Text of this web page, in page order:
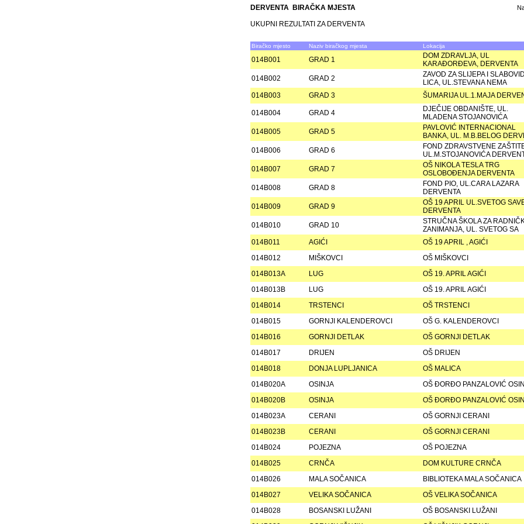
DERVENTA BIRAČKA MJESTA
UKUPNI REZULTATI ZA DERVENTA
Biračko mjesto Naziv biračkog mjesta Lokacija
014B001 GRAD 1
DOM ZDRAVLJA, UL
KARAÐORÐEVA, DERVENTA
014B002
GRAD 2
ZAVOD ZA SLIJEPA I
LICA, UL.STEVANA NEMA
014B003
GRAD 3 ŠUMARIJA UL.1.MAJA
014B004 GRAD 4
DJEČIJE OBDANIŠTE, UL.
MLADENA STOJANOVIĆA
014B005
GRAD 5
PAVLOVIĆ INTERNACIONAL
BANKA, UL. M.B.BELOG
014B006
GRAD 6
FOND ZDRAVSTVENE
UL.M.STOJANOVIĆA
014B007
GRAD 7
OŠ NIKOLA TESLA TRG
OSLOBOÐENJA DERVENTA
014B008
GRAD 8
FOND PIO, UL.CARA LAZARA
DERVENTA
014B009
GRAD 9
OŠ 19 APRIL UL.SVETOG
DERVENTA
014B010
GRAD 10
STRUČNA ŠKOLA ZA
ZANIMANJA, UL. SVETOG SA
014B011
AGIĆI
OŠ 19 APRIL , AGIĆI
014B012
MIŠKOVCI
OŠ MIŠKOVCI
014B013A
LUG
OŠ 19. APRIL AGIĆI
014B013B
LUG
OŠ 19. APRIL AGIĆI
014B014
TRSTENCI
OŠ TRSTENCI
014B015
GORNJI KALENDEROVCI
OŠ G. KALENDEROVCI
014B016
GORNJI DETLAK
OŠ GORNJI DETLAK
014B017
DRIJEN
OŠ DRIJEN
014B018
DONJA LUPLJANICA
OŠ MALICA
014B020A
OSINJA
OŠ ÐORÐO PANZALOVIĆ
014B020B
OSINJA
OŠ ÐORÐO PANZALOVIĆ
014B023A
CERANI
OŠ GORNJI CERANI
014B023B
CERANI
OŠ GORNJI CERANI
014B024
POJEZNA
OŠ POJEZNA
014B025
CRNČA
DOM KULTURE CRNČA
014B026
MALA SOČANICA
BIBLIOTEKA MALA SOČANICA
014B027
VELIKA SOČANICA
OŠ VELIKA SOČANICA
014B028
BOSANSKI LUŽANI
OŠ BOSANSKI LUŽANI